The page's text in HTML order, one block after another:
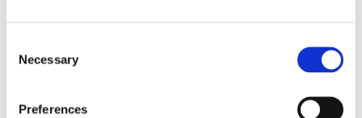
Selection
Necessary
Preferences
Pièce en mezzanine avec escalier en colimaçon qui